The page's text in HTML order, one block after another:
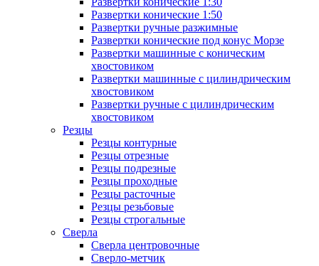
Развертки конические 1:50
Развертки ручные разжимные
Развертки конические под конус Морзе
Развертки машинные с коническим
хвостовиком
Развертки машинные с цилиндрическим
хвостовиком
Развертки ручные с цилиндрическим
хвостовиком
Резцы
Резцы контурные
Резцы отрезные
Резцы подрезные
Резцы проходные
Резцы расточные
Резцы резьбовые
Резцы строгальные
Сверла
Сверла центровочные
Сверло-метчик